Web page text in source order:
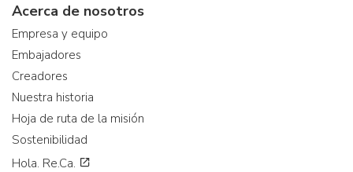
Acerca de nosotros
Empresa y equipo
Embajadores
Creadores
Nuestra historia
Hoja de ruta de la misión
Sostenibilidad
Hola. Re.Ca.